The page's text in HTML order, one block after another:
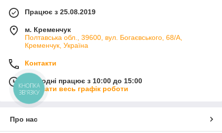
Працює з 25.08.2019
м. Кременчук
Полтавська обл., 39600, вул. Богаєвського, 68/А,
Кременчук, Україна
Контакти
Сьогодні працює з 10:00 до 15:00
Показати весь графік роботи
Про нас
КНОПКА
ЗВ'ЯЗКУ